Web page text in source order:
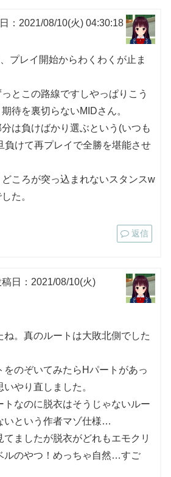
：2021/08/10(火) 04:30:18
プレイ開始からわくわくが止ま
とこの路線ですしやっぱりこう
待を裏切らないMIDさん。
は負けばかり選ぶという(いつも
けて再プレイで全勝を堪能させ
ころが突っ込まれないスタンスw
た。
返信
稿日：2021/08/10(火)
。真のルートは大敗北側でした
をのぞいてみたらHパートがあっ
やり直しました。
トなのに脱衣はそうじゃないルー
いという作者マゾ仕様…
てましたが脱衣がどれもエモクリ
ルのやつ！めっちゃ自然…すご